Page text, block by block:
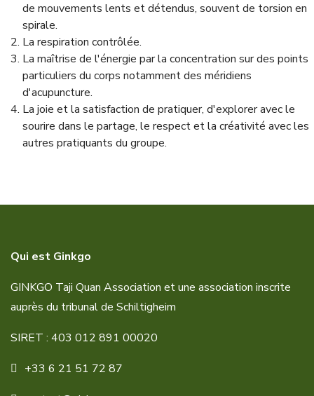
de mouvements lents et détendus, souvent de torsion en
spirale.
La respiration contrôlée.
La maîtrise de l'énergie par la concentration sur des points
particuliers du corps notamment des méridiens
d'acupuncture.
La joie et la satisfaction de pratiquer, d'explorer avec le
sourire dans le partage, le respectet la créativité avec les
autres pratiquants du groupe.
Qui est Ginkgo
GINKGO Taji Quan Association et une association inscrite
auprès du tribunal de Schiltigheim
SIRET : 403 012 891 00020
+33 6 21 51 72 87